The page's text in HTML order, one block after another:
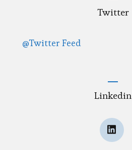
Twitter
@Twitter Feed
Linkedin